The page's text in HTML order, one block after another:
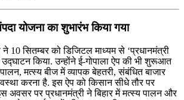
योजना का शुभारंभ किया गया
ने 10 सितम्बर को डिजिटल माध्यम से ‘प्रधानमंत्री
उद्घाटन किया. उन्‍होंने ई-गोपाला ऐप की भी शुरूआत
मत्‍स्‍य बीज में व्‍यापक बेहतरी, संबंधित बाजार
करना है. इस ऐप को किसान सीधे तौर पर
पर प्रधानमंत्री ने बिहार में मत्‍स्‍य पालन और